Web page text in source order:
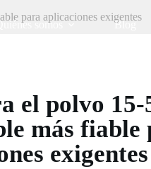
somos Blog
para aplicaciones exigentes
el polvo
más fiable
exigentes